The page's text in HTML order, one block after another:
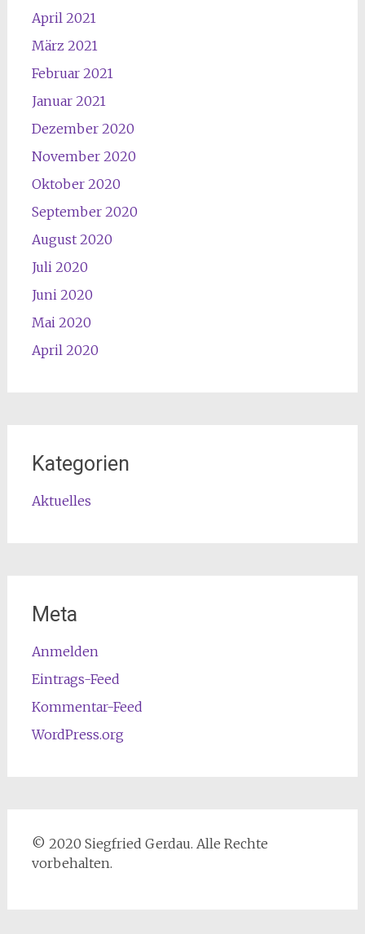
April 2021
März 2021
Februar 2021
Januar 2021
Dezember 2020
November 2020
Oktober 2020
September 2020
August 2020
Juli 2020
Juni 2020
Mai 2020
April 2020
Kategorien
Aktuelles
Meta
Anmelden
Eintrags-Feed
Kommentar-Feed
WordPress.org
© 2020 Siegfried Gerdau. Alle Rechte
vorbehalten.